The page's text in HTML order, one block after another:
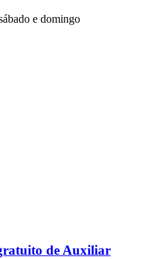
e domingo
de Auxiliar